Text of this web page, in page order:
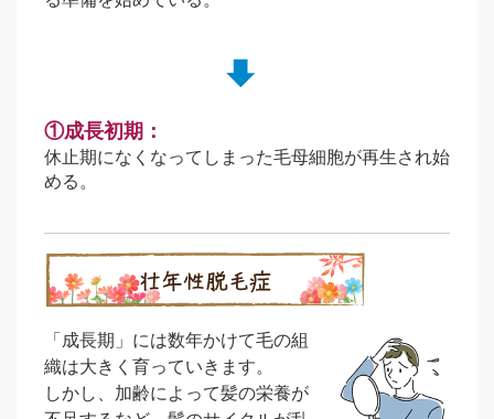
①成長初期：
休止期になくなってしまった毛母細胞が再生され始
める。
「成長期」には数年かけて毛の組
織は大きく育っていきます。
しかし、加齢によって髪の栄養が